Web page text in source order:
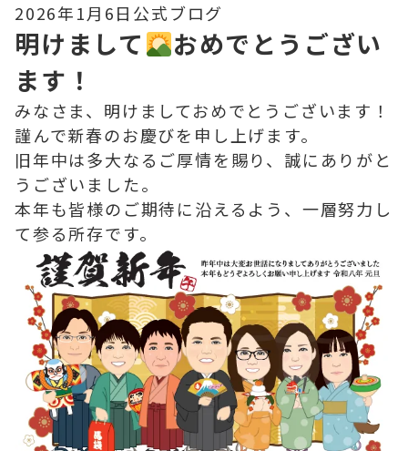
2026年1月6日 公式ブログ
明けまして
おめでとうござい
ます！
みなさま、明けましておめでとうございます！
謹んで新春のお慶びを申し上げます。
旧年中は多大なるご厚情を賜り、誠にありがと
うございました。
本年も皆様のご期待に沿えるよう、一層努力し
て参る所存です。